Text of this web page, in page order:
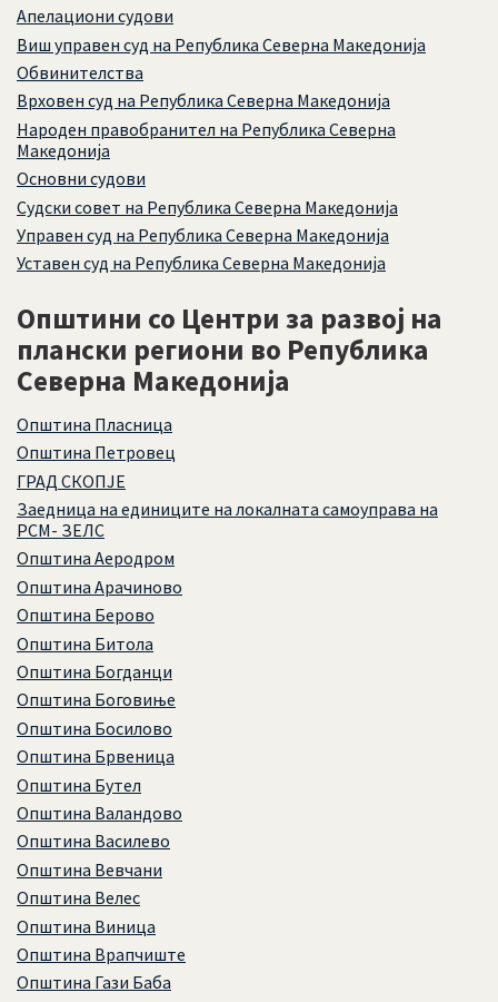
Апелациони судови
Виш управен суд на Република Северна Македонија
Обвинителства
Врховен суд на Република Северна Македонија
Народен правобранител на Република Северна
Македонија
Основни судови
Судски совет на Република Северна Македонија
Управен суд на Република Северна Македонија
Уставен суд на Република Северна Македонија
Општини со Центри за развој на
плански региони во Република
Северна Македонија
Општина Пласница
Oпштина Петровец
ГРАД СКОПЈЕ
Заедница на единиците на локалната самоуправа на
РСМ- ЗЕЛС
Општина Аеродром
Општина Арачиново
Општина Берово
Општина Битола
Општина Богданци
Општина Боговиње
Општина Босилово
Општина Брвеница
Општина Бутел
Општина Валандово
Општина Василево
Општина Вевчани
Општина Велес
Општина Виница
Општина Врапчиште
Општина Гази Баба